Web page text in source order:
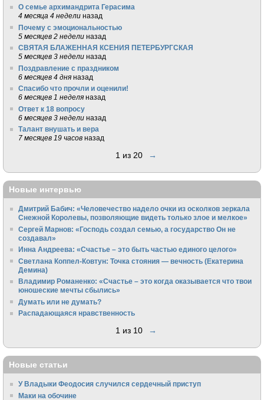
О семье архимандрита Герасима
4 месяца 4 недели назад
Почему с эмоциональностью
5 месяцев 2 недели назад
СВЯТАЯ БЛАЖЕННАЯ КСЕНИЯ ПЕТЕРБУРГСКАЯ
5 месяцев 3 недели назад
Поздравление с праздником
6 месяцев 4 дня назад
Спасибо что прочли и оценили!
6 месяцев 1 неделя назад
Ответ к 18 вопросу
6 месяцев 3 недели назад
Талант внушать и вера
7 месяцев 19 часов назад
1 из 20 →
Новые интервью
Дмитрий Бабич: «Человечество надело очки из осколков зеркала
Снежной Королевы, позволяющие видеть только злое и мелкое»
Сергей Марнов: «Господь создал семью, а государство Он не
создавал»
Инна Андреева: «Счастье – это быть частью единого целого»
Светлана Коппел-Ковтун: Точка стояния — вечность (Екатерина
Демина)
Владимир Романенко: «Счастье – это когда оказывается что твои
юношеские мечты сбылись»
Думать или не думать?
Распадающаяся нравственность
1 из 10 →
Новые статьи
У Владыки Феодосия случился сердечный приступ
Маки на обочине